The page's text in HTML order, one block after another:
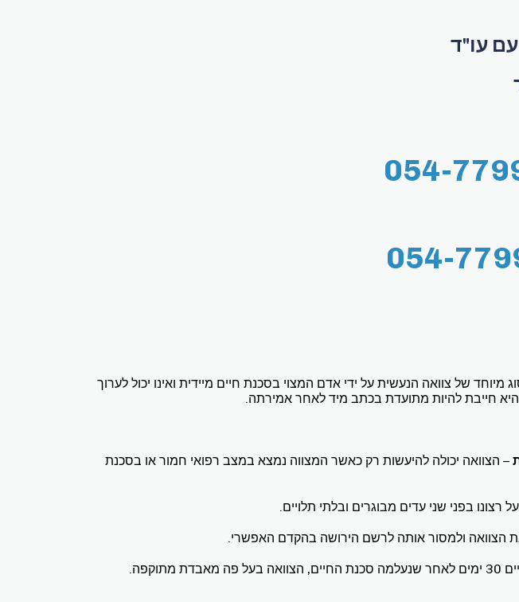
עו"ד
של צוואה הנעשית על ידי אדם המצוי בסכנת חיים מיידית ואינו יכול לערוך
חייבת להיות מתועדת בכתב מיד לאחר אמירתה.
– הצוואה יכולה להיעשות רק כאשר המצווה נמצא במצב רפואי חמור או בסכנת
רצונו בפני שני עדים מבוגרים ובלתי תלויים.
הצוואה ולמסור אותה לרשם הירושה בהקדם האפשרי.